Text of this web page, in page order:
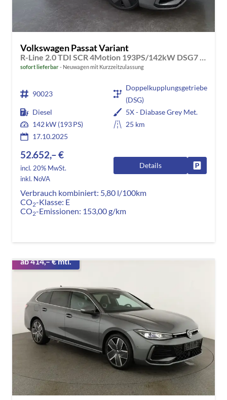
Volkswagen Passat Variant
sofort lieferbar Neuwagen mit Kurzzeitzulassung
90023
Doppelkupplungsgetriebe
(DSG)
Diesel
5X - Diabase Grey Met.
142 kW (193 PS)
25 km
17.10.2025
52.652,– €
incl. 20% MwSt.
inkl. NoVA
Details
Verbrauch kombiniert: 5,80 l/100km
CO2-Klasse: E
CO2-Emissionen: 153,00 g/km
ab 414,– € mtl.